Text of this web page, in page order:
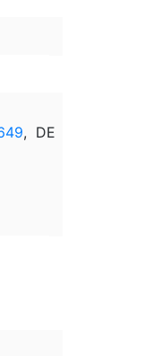
, DE